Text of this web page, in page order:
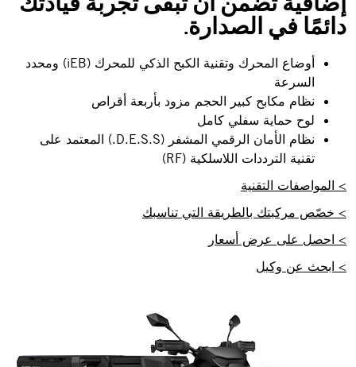
دائمًا في الصدارة.
أوضاع المحرك وتقنية الكبح الذكي للمحرك (iEB) ومحدد
السرعة
نظام مكابح كبير الحجم مزود بأربعة أقراص
لوح حماية سفلي كامل
نظام الأمان الرقمي المشفر (D.E.S.S.) المعتمد على
تقنية الترددات اللاسلكية (RF)
> المواصفات التقنية
> خصّص مركبتك بالطريقة التي تناسبك
> احصل على عرض أسعار
> ابحث عن وكيل